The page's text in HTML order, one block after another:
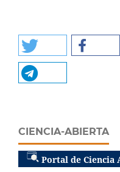
CIENCIA-ABIERTA
Portal de Ciencia